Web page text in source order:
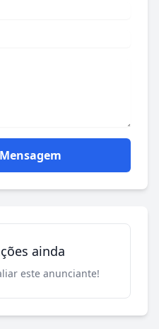
ainda
este anunciante!